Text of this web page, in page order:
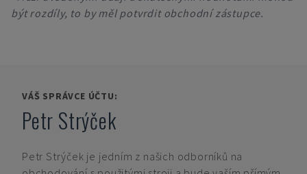
být rozdíly, to by měl potvrdit obchodní zástupce.
VÁŠ SPRÁVCE ÚČTU:
Petr Strýček
Petr Strýček je jedním z našich odborníků na